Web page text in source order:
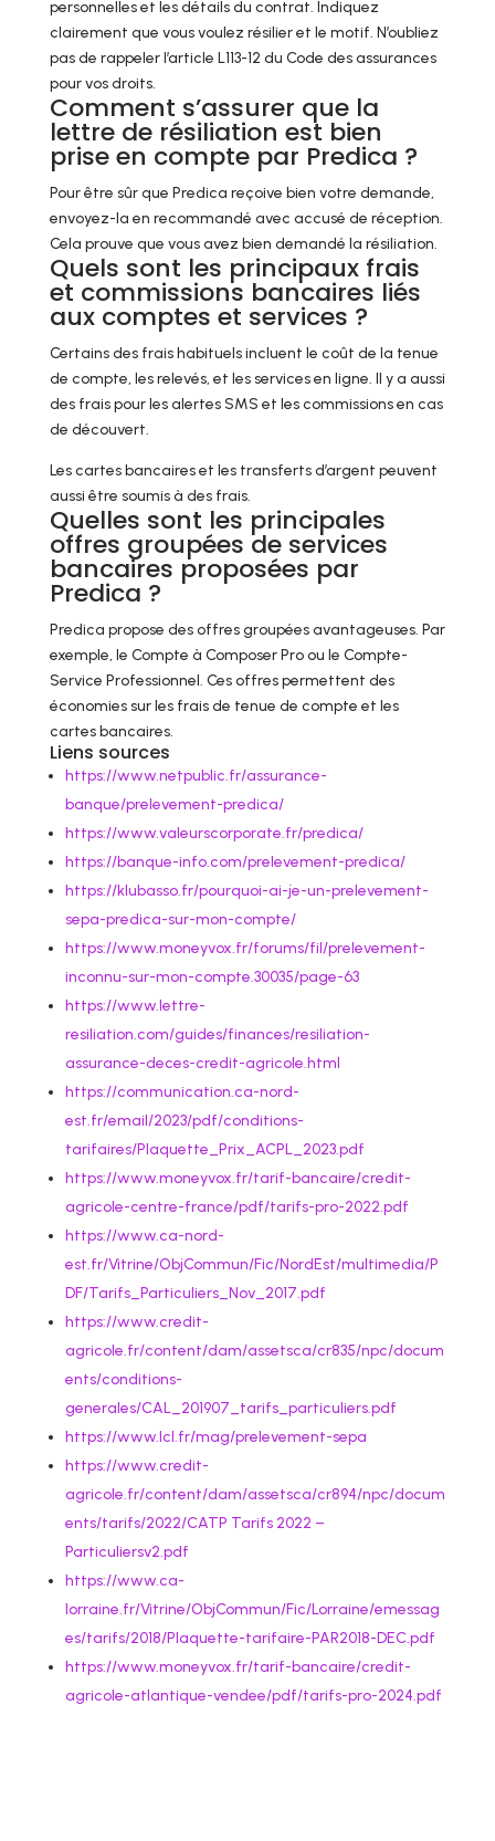
personnelles et les détails du contrat. Indiquez
clairement que vous voulez résilier et le motif. N’oubliez
pas de rappeler l’article L113-12 du Code des assurances
pour vos droits.
Comment s’assurer que la
lettre de résiliation est bien
prise en compte par Predica ?
Pour être sûr que Predica reçoive bien votre demande,
envoyez-la en recommandé avec accusé de réception.
Cela prouve que vous avez bien demandé la résiliation.
Quels sont les principaux frais
et commissions bancaires liés
aux comptes et services ?
Certains des frais habituels incluent le coût de la tenue
de compte, les relevés, et les services en ligne. Il y a aussi
des frais pour les alertes SMS et les commissions en cas
de découvert.
Les cartes bancaires et les transferts d’argent peuvent
aussi être soumis à des frais.
Quelles sont les principales
offres groupées de services
bancaires proposées par
Predica ?
Predica propose des offres groupées avantageuses. Par
exemple, le Compte à Composer Pro ou le Compte-
Service Professionnel. Ces offres permettent des
économies sur les frais de tenue de compte et les
cartes bancaires.
Liens sources
https://www.netpublic.fr/assurance-
banque/prelevement-predica/
https://www.valeurscorporate.fr/predica/
https://banque-info.com/prelevement-predica/
https://klubasso.fr/pourquoi-ai-je-un-prelevement-
sepa-predica-sur-mon-compte/
https://www.moneyvox.fr/forums/fil/prelevement-
inconnu-sur-mon-compte.30035/page-63
https://www.lettre-
resiliation.com/guides/finances/resiliation-
assurance-deces-credit-agricole.html
https://communication.ca-nord-
est.fr/email/2023/pdf/conditions-
tarifaires/Plaquette_Prix_ACPL_2023.pdf
https://www.moneyvox.fr/tarif-bancaire/credit-
agricole-centre-france/pdf/tarifs-pro-2022.pdf
https://www.ca-nord-
est.fr/Vitrine/ObjCommun/Fic/NordEst/multimedia/P
DF/Tarifs_Particuliers_Nov_2017.pdf
https://www.credit-
agricole.fr/content/dam/assetsca/cr835/npc/docum
ents/conditions-
generales/CAL_201907_tarifs_particuliers.pdf
https://www.lcl.fr/mag/prelevement-sepa
https://www.credit-
agricole.fr/content/dam/assetsca/cr894/npc/docum
ents/tarifs/2022/CATP Tarifs 2022 –
Particuliersv2.pdf
https://www.ca-
lorraine.fr/Vitrine/ObjCommun/Fic/Lorraine/emessag
es/tarifs/2018/Plaquette-tarifaire-PAR2018-DEC.pdf
https://www.moneyvox.fr/tarif-bancaire/credit-
agricole-atlantique-vendee/pdf/tarifs-pro-2024.pdf